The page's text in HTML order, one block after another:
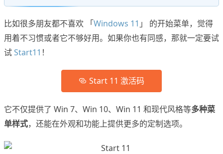
比如很多朋友都不喜欢 「Windows 11 」 的开始菜单，觉得
用着不习惯或者它不够好用。如果你也有同感，那就一定要试
试Start11 ！
Start 11 激活码
它不仅提供了 Win 7、Win 10、Win 11 和现代风格等多种菜
单样式，还能在外观和功能上提供更多的定制选项。